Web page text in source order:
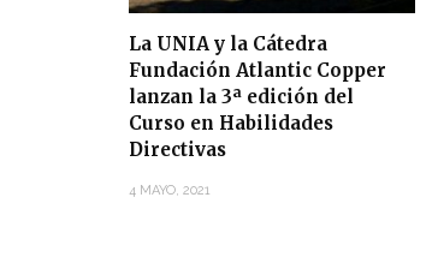
La UNIA y la Cátedra
Fundación Atlantic Copper
lanzan la 3ª edición del
Curso en Habilidades
Directivas
4 MAYO, 2021